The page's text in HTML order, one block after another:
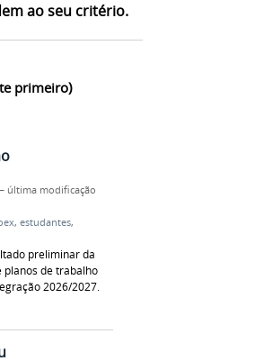
ao seu critério.
primeiro)
última modificação
, estudantes,
preliminar da
planos de trabalho
2026/2027.